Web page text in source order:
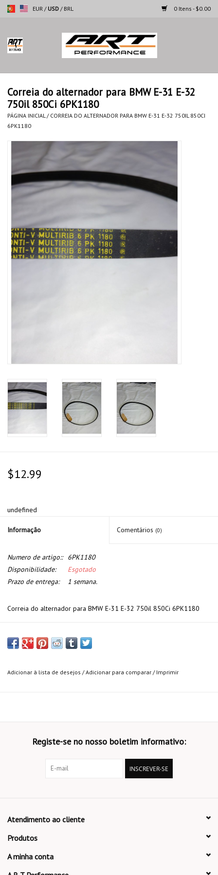
EUR / USD / BRL 0 Itens - $0.00
Página inicial
Motocicletas
Automoveis
Marcas
Correia do alternador para BMW E-31 E-32
750il 850Ci 6PK1180
PÁGINA INICIAL / CORREIA DO ALTERNADOR PARA BMW E-31 E-32 750IL 850CI
6PK1180
$12.99
undefined
Informação Comentários (0)
Numero de artigo::
6PK1180
Disponibilidade:
Esgotado
Prazo de entrega:
1 semana.
Correia do alternador para BMW E-31 E-32 750il 850Ci 6PK1180
Adicionar à lista de desejos /Adicionar para comparar / Imprimir
Registe-se no nosso boletim informativo:
INSCREVER-SE
Atendimento ao cliente
Produtos
A minha conta